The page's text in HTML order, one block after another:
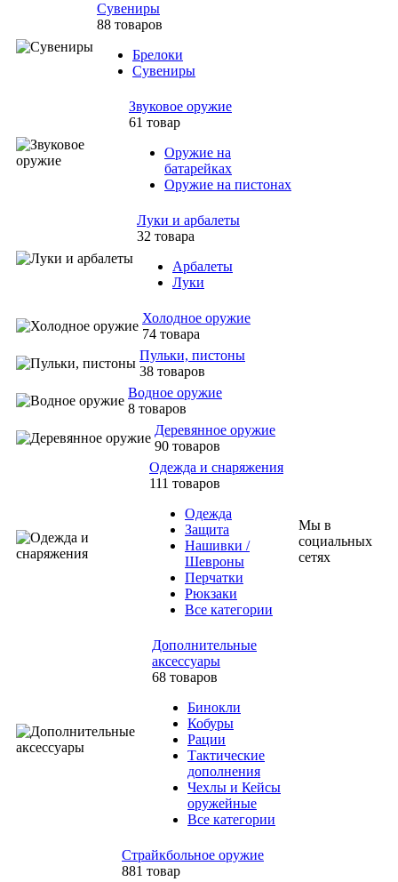
Сувениры
88 товаров
Брелоки
Сувениры
Звуковое оружие
61 товар
Оружие на
батарейках
Оружие на пистонах
Луки и арбалеты
32 товара
Арбалеты
Луки
Холодное оружие
74 товара
Пульки, пистоны
38 товаров
Водное оружие
8 товаров
Деревянное оружие
90 товаров
Одежда и снаряжения
111 товаров
Одежда
Защита
Нашивки /
Шевроны
Перчатки
Рюкзаки
Все категории
Дополнительные
аксессуары
68 товаров
Бинокли
Кобуры
Рации
Тактические
дополнения
Чехлы и Кейсы
оружейные
Все категории
Страйкбольное оружие
881 товар
Мы в
социальных
сетях